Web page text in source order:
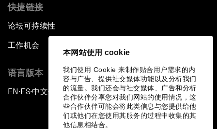
本网站使用 cookie
我们使用 Cookie 来制作贴合用户需求的内
容与广告、提供社交媒体功能以及分析我们
的流量。我们还会与社交媒体、广告和分析
合作伙伴分享您对我们网站的使用情况，这
些合作伙伴可能会将此类信息与您提供给他
们或他们在您使用其服务的过程中收集的其
他信息相结合。
快捷链接
论坛可持续性
工作机会
语言版本
EN ▪ES▪中文▪ 日本語